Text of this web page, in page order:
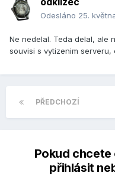
Odesláno 25.
Ne nedelal. Teda delal, ale
souvisi s vytizenim serveru,
PŘEDCHOZÍ
Pokud
přihlásit